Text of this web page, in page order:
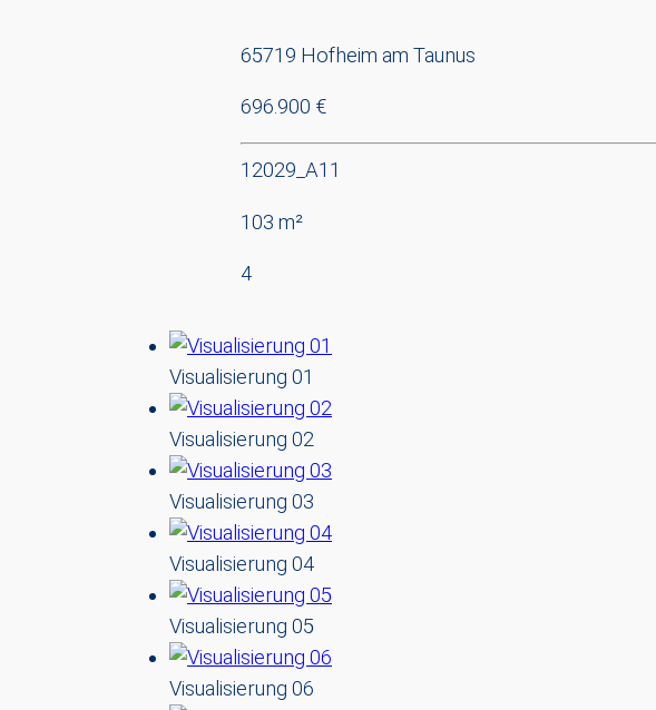
65719 Hofheim am Taunus
696.900 €
12029_A11
103 m²
4
Visualisierung 01
Visualisierung 02
Visualisierung 03
Visualisierung 04
Visualisierung 05
Visualisierung 06